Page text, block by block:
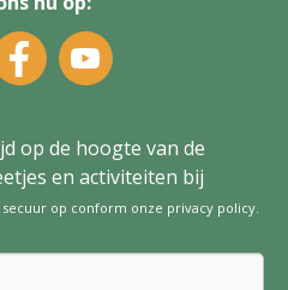
op de hoogte van de
en activiteiten bij
secuur op conform onze privacy policy.